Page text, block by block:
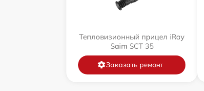
Тепловизионный прицел iRay
Saim SCT 35
Заказать ремонт